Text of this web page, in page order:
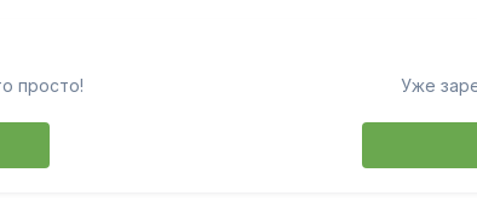
просто! Уже